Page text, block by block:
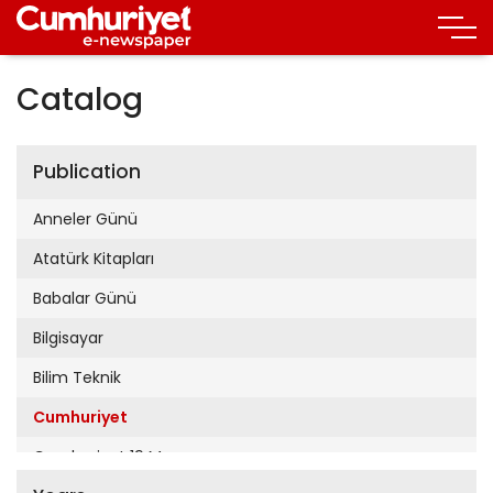
Catalog
Publication
Anneler Günü
Atatürk Kitapları
Babalar Günü
Bilgisayar
Bilim Teknik
Cumhuriyet
Cumhuriyet 19 Mayıs